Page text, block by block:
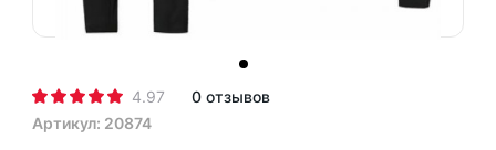
4.97
0 отзывов
Артикул: 20874